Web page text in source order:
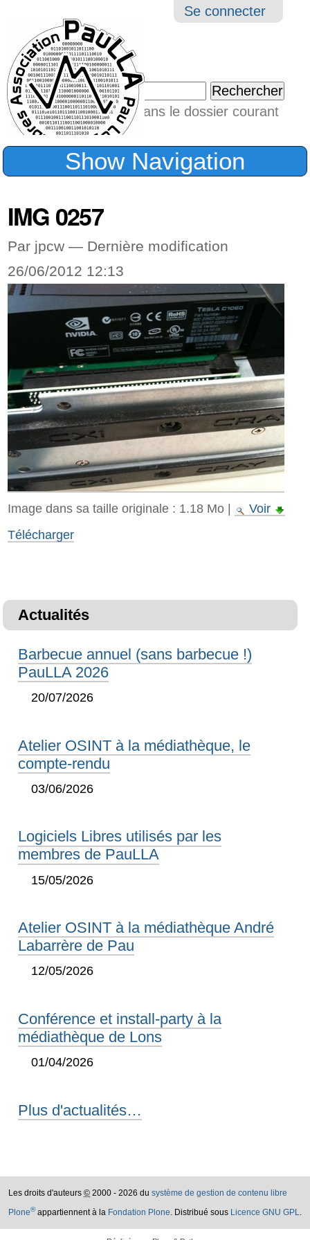
Outils
Se connecter
Chercher par
Seulement dans le dossier courant
Recherche
Show Navigation
IMG 0257
Par jpcw — Dernière modification
26/06/2012 12:13
Image dans sa taille originale : 1.18 Mo|
Voir
Télécharger
Actualités
Barbecue annuel (sans barbecue !)
PauLLA 2026
20/07/2026
Atelier OSINT à la médiathèque, le
compte-rendu
03/06/2026
Logiciels Libres utilisés par les
membres de PauLLA
15/05/2026
Atelier OSINT à la médiathèque André
Labarrère de Pau
12/05/2026
Conférence et install-party à la
médiathèque de Lons
01/04/2026
Plus d'actualités…
Les droits d'auteurs © 2000 - 2026 du système de gestion de contenu libre
Plone®appartiennent à la Fondation Plone. Distribué sous Licence GNU GPL.